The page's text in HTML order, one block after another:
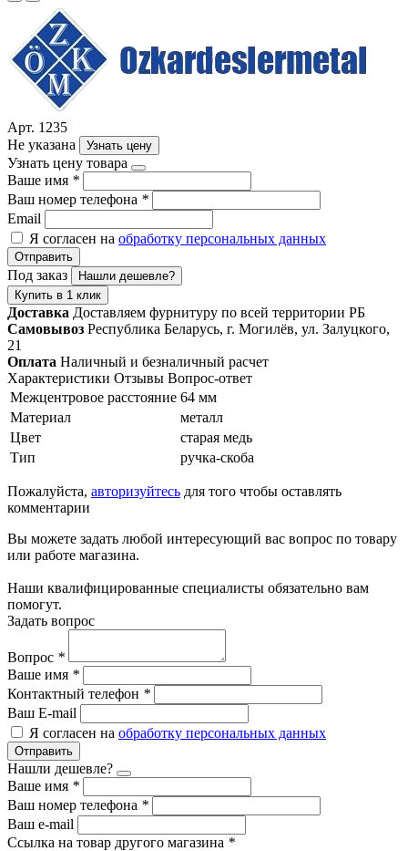
Арт. 1235
Не указана
Узнать цену
Узнать цену товара
Ваше имя *
Ваш номер телефона *
Email
Я согласен на обработку персональных данных
Отправить
Под заказ
Нашли дешевле?
Купить в 1 клик
Доставка Доставляем фурнитуру по всей территории РБ
Самовывоз Республика Беларусь, г. Могилёв, ул. Залуцкого,
21
Оплата Наличный и безналичный расчет
Характеристики Отзывы Вопрос-ответ
Межцентровое расстояние 64 мм
Материал
металл
Цвет
старая медь
Тип
ручка-скоба
Пожалуйста, авторизуйтесь для того чтобы оставлять
комментарии
Вы можете задать любой интересующий вас вопрос по товару
или работе магазина.
Наши квалифицированные специалисты обязательно вам
помогут.
Задать вопрос
Вопрос *
Ваше имя *
Контактный телефон *
Ваш E-mail
Я согласен на обработку персональных данных
Отправить
Нашли дешевле?
Ваше имя *
Ваш номер телефона *
Ваш e-mail
Ссылка на товар другого магазина *